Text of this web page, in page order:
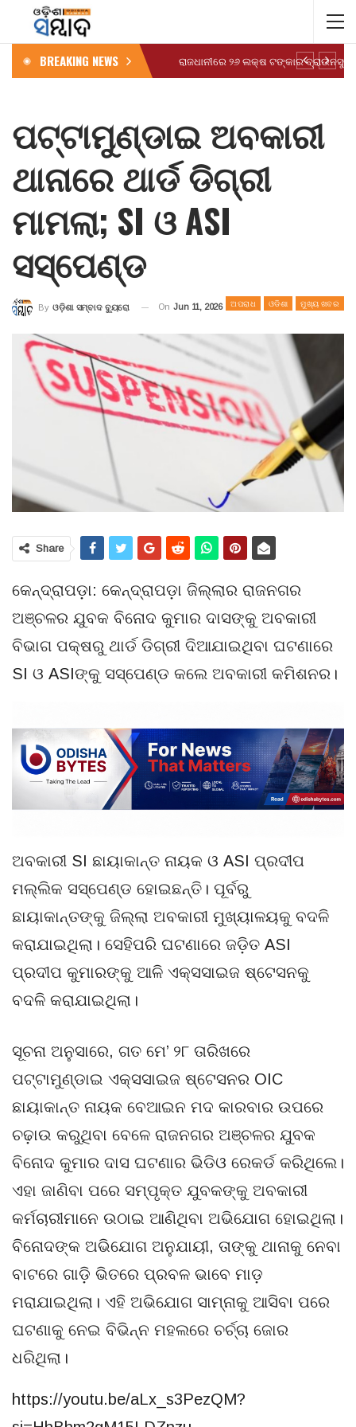
BREAKING NEWS
ପଟ୍ଟାମୁଣ୍ଡାଇ ଅବକାରୀ
ଥାନାରେ ଥାର୍ଡ ଡିଗ୍ରୀ
ମାମଲା; SI ଓ ASI
ସସ୍‌ପେଣ୍ଡ
ଅପରାଧ ଓଡିଶା ମୁଖ୍ୟ ଖବର
By ଓଡ଼ିଶା ସମ୍ବାଦ ବ୍ୟୁରୋ On Jun 11, 2026
Share
କେନ୍ଦ୍ରାପଡ଼ା: କେନ୍ଦ୍ରାପଡ଼ା ଜିଲ୍ଲାର ରାଜନଗର
ଅଞ୍ଚଳର ଯୁବକ ବିନୋଦ କୁମାର ଦାସଙ୍କୁ ଅବକାରୀ
ବିଭାଗ ପକ୍ଷରୁ ଥାର୍ଡ ଡିଗ୍ରୀ ଦିଆଯାଇଥିବା ଘଟଣାରେ
SI ଓ ASIଙ୍କୁ ସସ୍‌ପେଣ୍ଡ କଲେ ଅବକାରୀ କମିଶନର।
ଅବକାରୀ SI ଛାୟାକାନ୍ତ ନାୟକ ଓ ASI ପ୍ରଦୀପ
ମଲ୍ଲିକ ସସ୍‌ପେଣ୍ଡ ହୋଇଛନ୍ତି। ପୂର୍ବରୁ
ଛାୟାକାନ୍ତଙ୍କୁ ଜିଲ୍ଲା ଅବକାରୀ ମୁଖ୍ୟାଳୟକୁ ବଦଳି
କରାଯାଇଥିଲା। ସେହିପରି ଘଟଣାରେ ଜଡ଼ିତ ASI
ପ୍ରଦୀପ କୁମାରଙ୍କୁ ଆଳି ଏକ୍ସସାଇଜ ଷ୍ଟେସନକୁ
ବଦଳି କରାଯାଇଥିଲା।
ସୂଚନା ଅନୁସାରେ, ଗତ ମେ’ ୨୮ ତାରିଖରେ
ପଟ୍ଟାମୁଣ୍ଡାଇ ଏକ୍ସସାଇଜ ଷ୍ଟେସନର OIC
ଛାୟାକାନ୍ତ ନାୟକ ବେଆଇନ ମଦ କାରବାର ଉପରେ
ଚଢ଼ାଉ କରୁଥିବା ବେଳେ ରାଜନଗର ଅଞ୍ଚଳର ଯୁବକ
ବିନୋଦ କୁମାର ଦାସ ଘଟଣାର ଭିଡିଓ ରେକର୍ଡ କରିଥିଲେ।
ଏହା ଜାଣିବା ପରେ ସମ୍ପୃକ୍ତ ଯୁବକଙ୍କୁ ଅବକାରୀ
କର୍ମଚାରୀମାନେ ଉଠାଇ ଆଣିଥିବା ଅଭିଯୋଗ ହୋଇଥିଲା।
ବିନୋଦଙ୍କ ଅଭିଯୋଗ ଅନୁଯାୟୀ, ତାଙ୍କୁ ଥାନାକୁ ନେବା
ବାଟରେ ଗାଡ଼ି ଭିତରେ ପ୍ରବଳ ଭାବେ ମାଡ଼
ମରାଯାଇଥିଲା। ଏହି ଅଭିଯୋଗ ସାମ୍ନାକୁ ଆସିବା ପରେ
ଘଟଣାକୁ ନେଇ ବିଭିନ୍ନ ମହଲରେ ଚର୍ଚ୍ଚା ଜୋର
ଧରିଥିଲା।
https://youtu.be/aLx_s3PezQM?